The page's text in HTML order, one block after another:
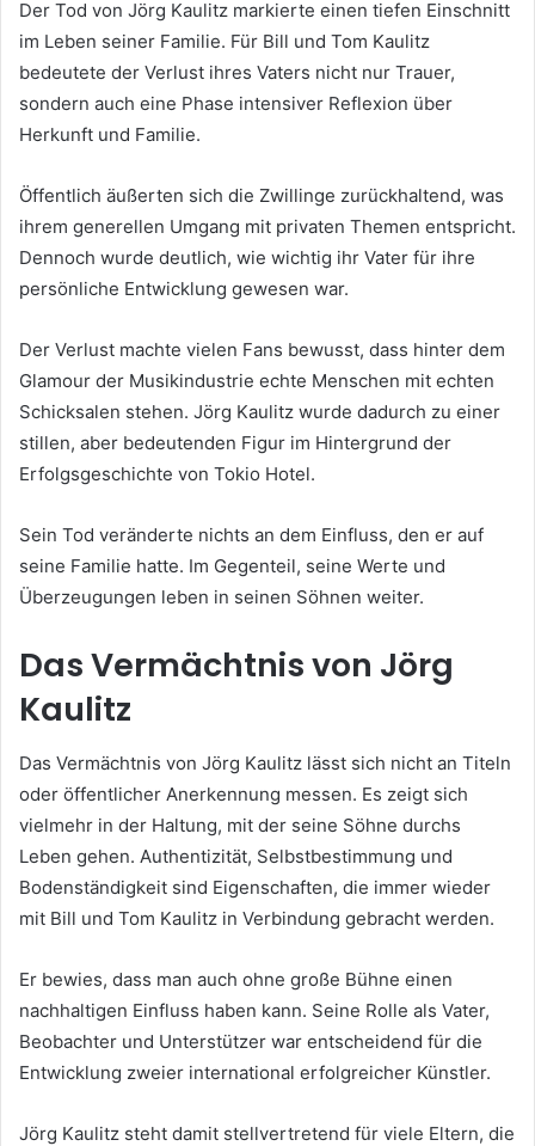
Der Tod von Jörg Kaulitz markierte einen tiefen Einschnitt
im Leben seiner Familie. Für Bill und Tom Kaulitz
bedeutete der Verlust ihres Vaters nicht nur Trauer,
sondern auch eine Phase intensiver Reflexion über
Herkunft und Familie.
Öffentlich äußerten sich die Zwillinge zurückhaltend, was
ihrem generellen Umgang mit privaten Themen entspricht.
Dennoch wurde deutlich, wie wichtig ihr Vater für ihre
persönliche Entwicklung gewesen war.
Der Verlust machte vielen Fans bewusst, dass hinter dem
Glamour der Musikindustrie echte Menschen mit echten
Schicksalen stehen. Jörg Kaulitz wurde dadurch zu einer
stillen, aber bedeutenden Figur im Hintergrund der
Erfolgsgeschichte von Tokio Hotel.
Sein Tod veränderte nichts an dem Einfluss, den er auf
seine Familie hatte. Im Gegenteil, seine Werte und
Überzeugungen leben in seinen Söhnen weiter.
Das Vermächtnis von Jörg
Kaulitz
Das Vermächtnis von Jörg Kaulitz lässt sich nicht an Titeln
oder öffentlicher Anerkennung messen. Es zeigt sich
vielmehr in der Haltung, mit der seine Söhne durchs
Leben gehen. Authentizität, Selbstbestimmung und
Bodenständigkeit sind Eigenschaften, die immer wieder
mit Bill und Tom Kaulitz in Verbindung gebracht werden.
Er bewies, dass man auch ohne große Bühne einen
nachhaltigen Einfluss haben kann. Seine Rolle als Vater,
Beobachter und Unterstützer war entscheidend für die
Entwicklung zweier international erfolgreicher Künstler.
Jörg Kaulitz steht damit stellvertretend für viele Eltern, die